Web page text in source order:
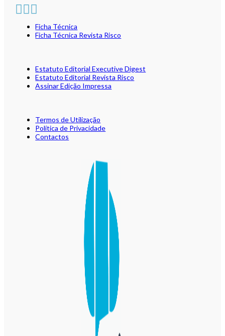
Ficha Técnica
Ficha Técnica Revista Risco
Estatuto Editorial Executive Digest
Estatuto Editorial Revista Risco
Assinar Edição Impressa
Termos de Utilização
Política de Privacidade
Contactos